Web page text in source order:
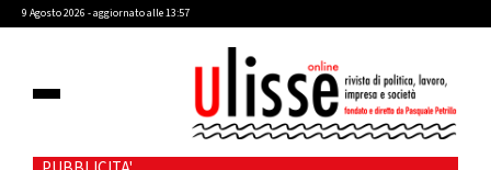
9 Agosto 2026 - aggiornato alle 13:57